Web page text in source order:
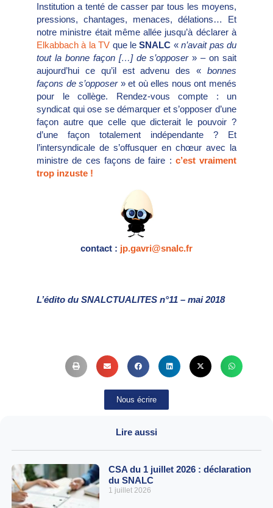
Institution a tenté de casser par tous les moyens,
pressions, chantages, menaces, délations… Et
notre ministre était même allée jusqu’à déclarer à
Elkabbach à la TV que leSNALC «n’avait pas du
tout la bonne façon […] de s’opposer» – on sait
aujourd’hui ce qu’il est advenu des « bonnes
façons de s’opposer» et où elles nous ont menés
pour le collège. Rendez-vous compte : un
syndicat qui ose se démarquer et s’opposer d’une
façon autre que celle que dicterait le pouvoir ?
d’une façon totalement indépendante ? Et
l’intersyndicale de s’offusquer en chœur avec la
ministre de ces façons de faire : c’est vraiment
trop inzuste !
contact : jp.gavri@snalc.fr
L’édito du SNALCTUALITES n°11 – mai 2018
Nous écrire
Lire aussi
CSA du 1 juillet 2026 : déclaration
du SNALC
1 juillet 2026